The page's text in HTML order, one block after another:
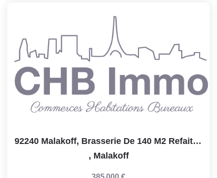
92240 Malakoff, Brasserie De 140 M2 Refait Neuf , Licence4...
, Malakoff